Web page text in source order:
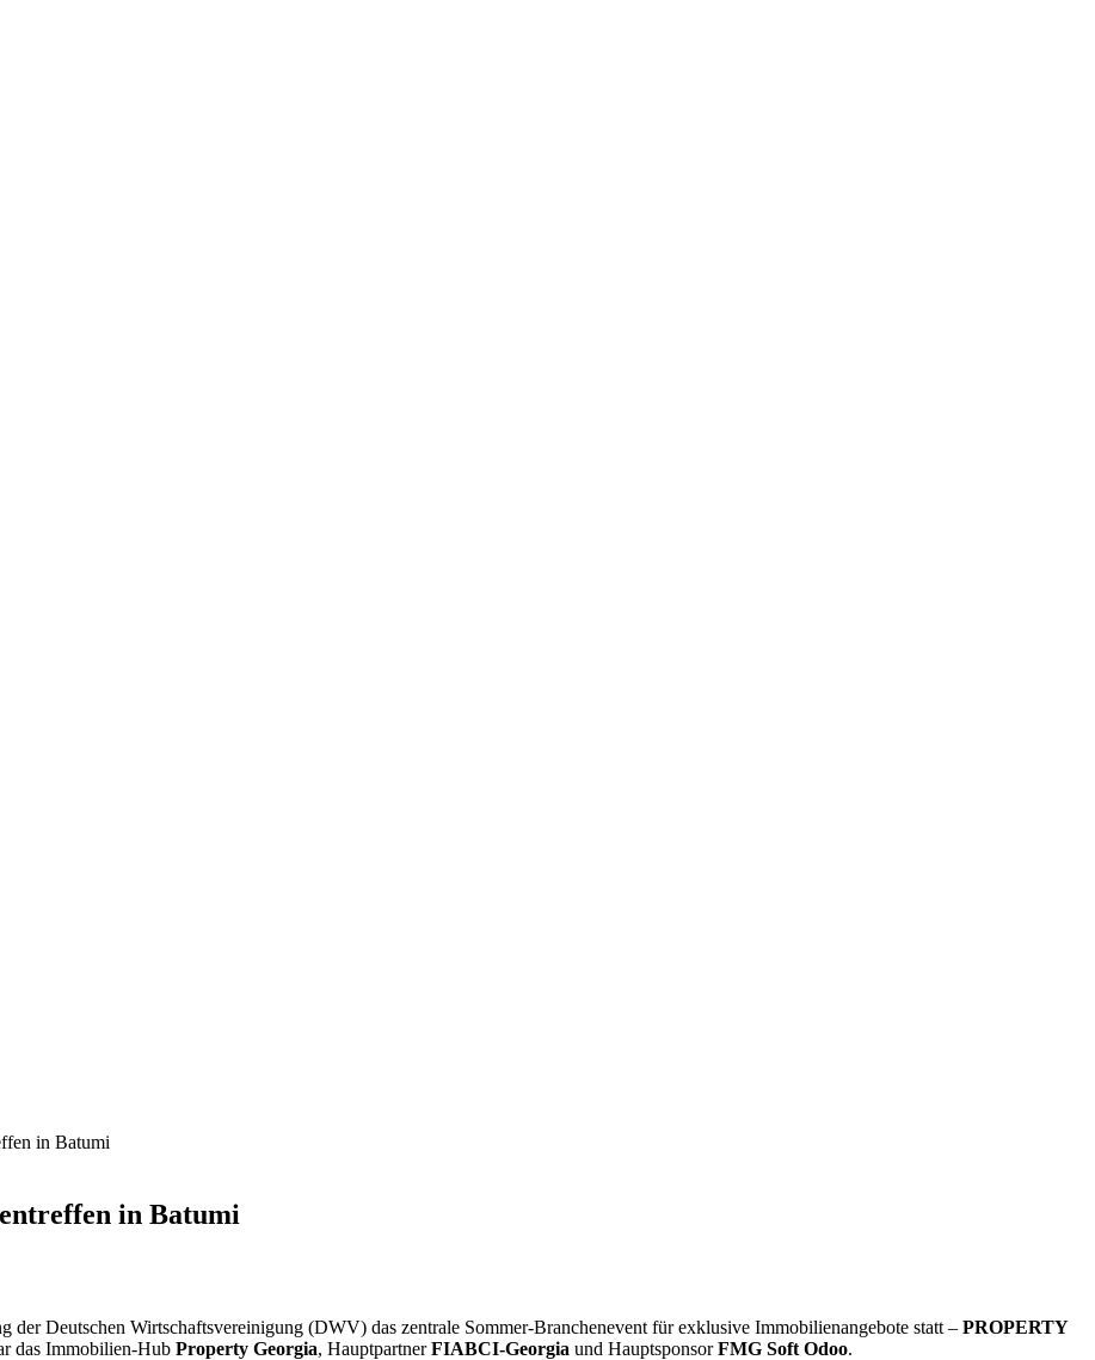
in Batumi
in Batumi
Deutschen Wirtschaftsvereinigung (DWV) das zentrale Sommer-Branchenevent für exklusive Immobilienangebote statt – PROPERTY
das Immobilien-Hub Property Georgia, HauptpartnerFIABCI-Georgia und HauptsponsorFMG Soft Odoo.